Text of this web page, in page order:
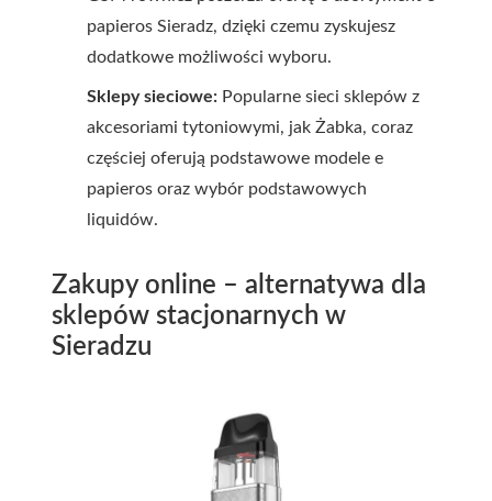
papieros Sieradz, dzięki czemu zyskujesz
dodatkowe możliwości wyboru.
Sklepy sieciowe: Popularne sieci sklepów z
akcesoriami tytoniowymi, jak Żabka, coraz
częściej oferują podstawowe modele e
papieros oraz wybór podstawowych
liquidów.
Zakupy online – alternatywa dla
sklepów stacjonarnych w
Sieradzu